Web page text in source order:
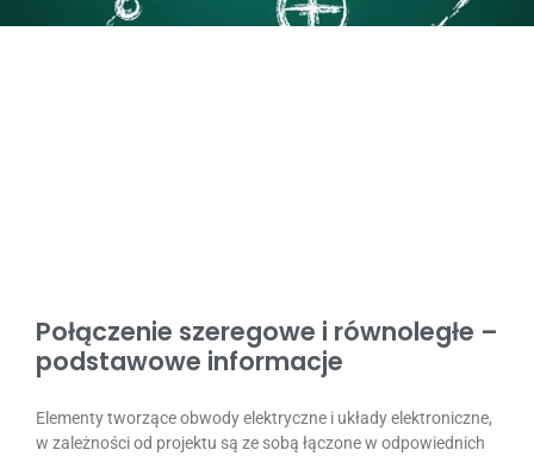
Połączenie szeregowe i równoległe –
podstawowe informacje
Elementy tworzące obwody elektryczne i układy elektroniczne,
w zależności od projektu są ze sobą łączone w odpowiednich